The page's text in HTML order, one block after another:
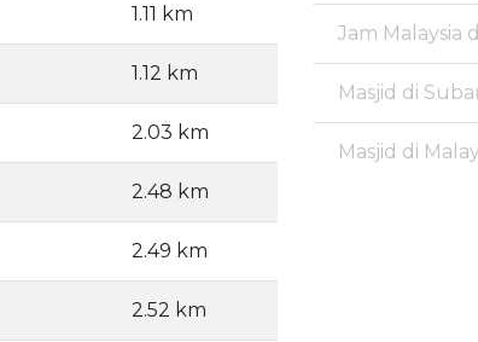
1.11 km
1.12 km
2.03 km
2.48 km
2.49 km
2.52 km
Jam Malaysia
Masjid di
Masjid di